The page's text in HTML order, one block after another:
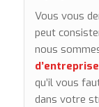
Vous vous
peut
nous
qu’il vous
dans votre